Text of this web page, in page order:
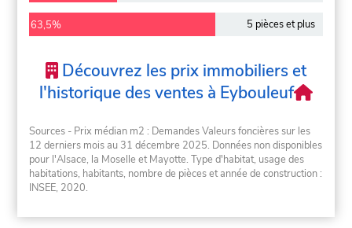
63,5% 5 pièces et plus
Découvrez les prix immobiliers et
l'historique des ventes à Eybouleuf
Sources - Prix médian m2 : Demandes Valeurs foncières sur les
12 derniers mois au 31 décembre 2025. Données non disponibles
pour l'Alsace, la Moselle et Mayotte. Type d'habitat, usage des
habitations, habitants, nombre de pièces et année de construction :
INSEE, 2020.